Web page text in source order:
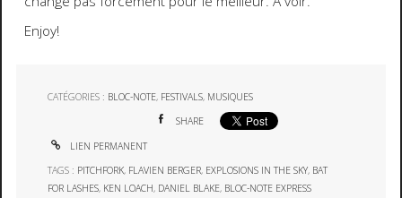
Enjoy!
CATÉGORIES : BLOC-NOTE, FESTIVALS, MUSIQUES
SHARE
LIEN PERMANENT
TAGS : PITCHFORK, FLAVIEN BERGER, EXPLOSIONS IN THE SKY, BAT
FOR LASHES, KEN LOACH, DANIEL BLAKE, BLOC-NOTE EXPRESS